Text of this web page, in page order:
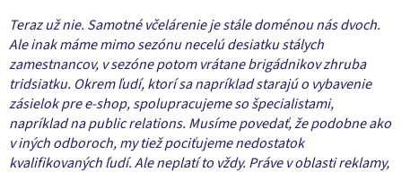
Teraz už nie. Samotné včelárenie je stále doménou nás dvoch.
Ale inak máme mimo sezónu necelú desiatku stálych
zamestnancov, v sezóne potom vrátane brigádnikov zhruba
tridsiatku. Okrem ľudí, ktorí sa napríklad starajú o vybavenie
zásielok pre e-shop, spolupracujeme so špecialistami,
napríklad na public relations. Musíme povedať, že podobne ako
v iných odboroch, my tiež pociťujeme nedostatok
kvalifikovaných ľudí. Ale neplatí to vždy. Práve v oblasti reklamy,